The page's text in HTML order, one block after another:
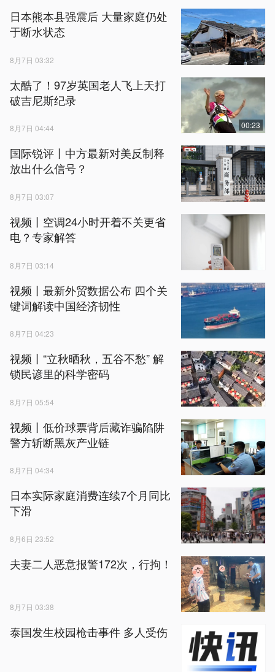
日本熊本县强震后 大量家庭仍处
于断水状态
8月7日 03:32
太酷了！97岁英国老人飞上天打
破吉尼斯纪录
8月7日 04:44 00:23
国际锐评丨中方最新对美反制释
放出什么信号？
8月7日 03:07
视频丨空调24小时开着不关更省
电？专家解答
8月7日 03:14
视频丨最新外贸数据公布 四个关
键词解读中国经济韧性
8月7日 04:23
视频丨“立秋晒秋，五谷不愁” 解
锁民谚里的科学密码
8月7日 05:54
视频丨低价球票背后藏诈骗陷阱
警方斩断黑灰产业链
8月7日 04:34
日本实际家庭消费连续7个月同比
下滑
8月6日 23:52
夫妻二人恶意报警172次，行拘！
8月7日 03:38
泰国发生校园枪击事件 多人受伤